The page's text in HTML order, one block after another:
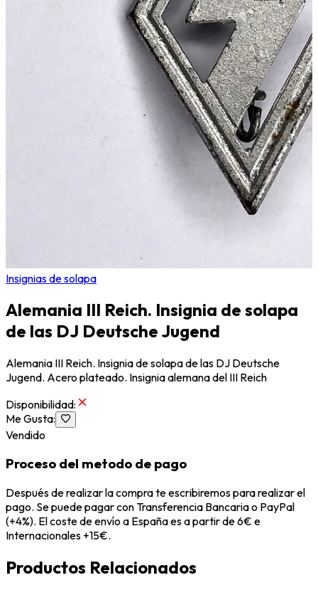
Insignias de solapa
Alemania III Reich. Insignia de solapa
de las DJ Deutsche Jugend
Alemania III Reich. Insignia de solapa de las DJ Deutsche
Jugend. Acero plateado. Insignia alemana del III Reich
Disponibilidad:
Me Gusta:
Vendido
Proceso del metodo de pago
Después de realizar la compra te escribiremos para realizar el
pago. Se puede pagar con Transferencia Bancaria o PayPal
(+4%). El coste de envío a España es a partir de 6€ e
Internacionales +15€.
Productos Relacionados